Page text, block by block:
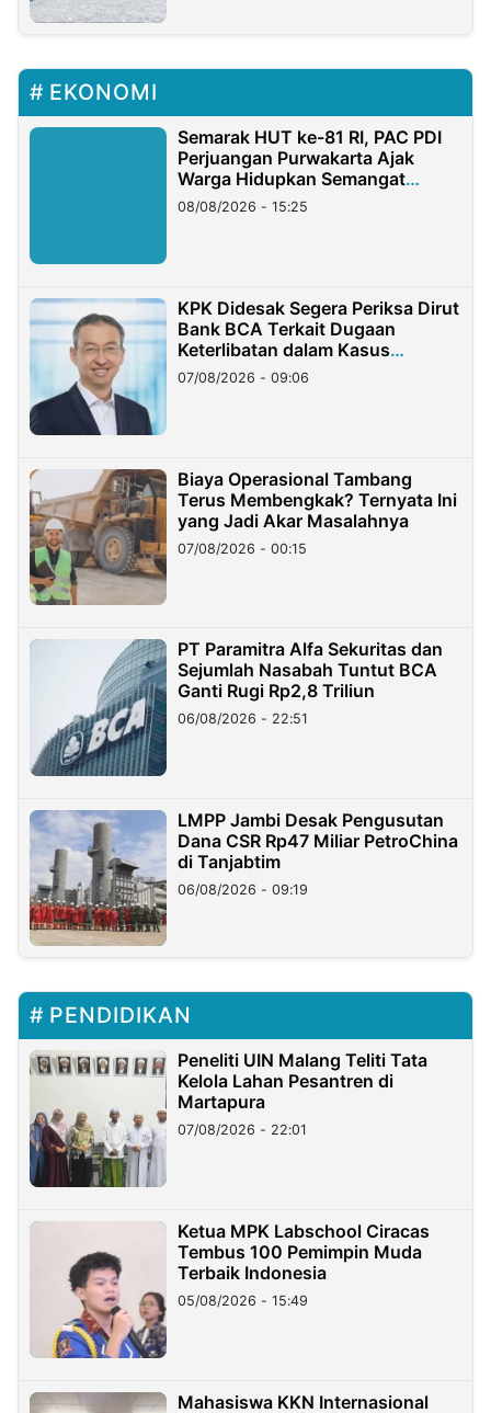
EKONOMI
Semarak HUT ke-81 RI, PAC PDI
Perjuangan Purwakarta Ajak
Warga Hidupkan Semangat
Gotong Royong
08/08/2026 - 15:25
KPK Didesak Segera Periksa Dirut
Bank BCA Terkait Dugaan
Keterlibatan dalam Kasus
Hilangnya Dana Nasabah Rp2,58
Miliar
07/08/2026 - 09:06
Biaya Operasional Tambang
Terus Membengkak? Ternyata Ini
yang Jadi Akar Masalahnya
07/08/2026 - 00:15
PT Paramitra Alfa Sekuritas dan
Sejumlah Nasabah Tuntut BCA
Ganti Rugi Rp2,8 Triliun
06/08/2026 - 22:51
LMPP Jambi Desak Pengusutan
Dana CSR Rp47 Miliar PetroChina
di Tanjabtim
06/08/2026 - 09:19
PENDIDIKAN
Peneliti UIN Malang Teliti Tata
Kelola Lahan Pesantren di
Martapura
07/08/2026 - 22:01
Ketua MPK Labschool Ciracas
Tembus 100 Pemimpin Muda
Terbaik Indonesia
05/08/2026 - 15:49
Mahasiswa KKN Internasional